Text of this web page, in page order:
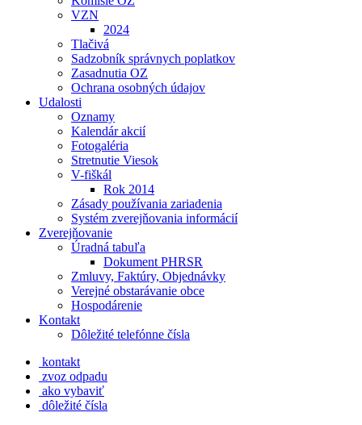
VZN
2024
Tlačivá
Sadzobník správnych poplatkov
Zasadnutia OZ
Ochrana osobných údajov
Udalosti
Oznamy
Kalendár akcií
Fotogaléria
Stretnutie Viesok
V-fiškál
Rok 2014
Zásady používania zariadenia
Systém zverejňovania informácií
Zverejňovanie
Úradná tabuľa
Dokument PHRSR
Zmluvy, Faktúry, Objednávky
Verejné obstarávanie obce
Hospodárenie
Kontakt
Dôležité telefónne čísla
kontakt
zvoz odpadu
ako vybaviť
dôležité čísla